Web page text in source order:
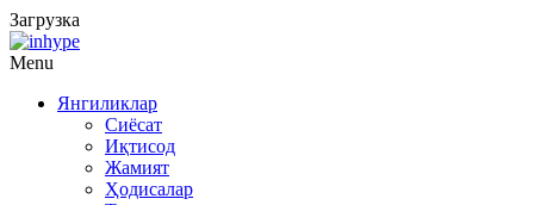
Загрузка
Menu
Янгиликлар
Сиёсат
Иқтисод
Жамият
Ҳодисалар